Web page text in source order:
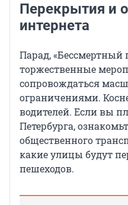
Перекрытия и
интернета
Парад, «Бессмертный
торжественные
сопровождаться
ограничениями.
водителей. Если вы
Петербурга,
общественного
какие улицы будут
пешеходов.